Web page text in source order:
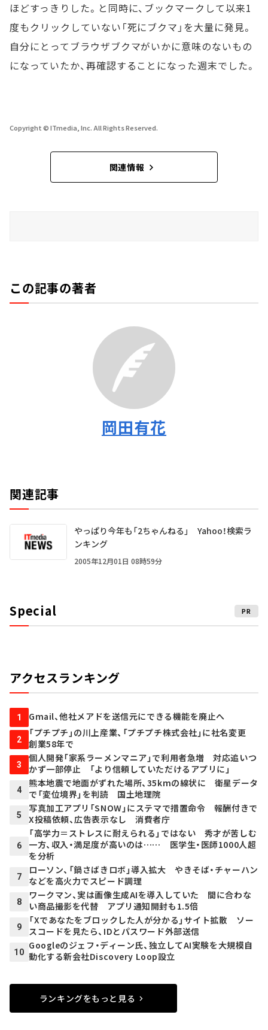
ほどすっきりした。と同時に、ブックマークして以来1
度もクリックしていない「死にブクマ」を大量に発見。
自分にとってブラウザブクマがいかに意味のないもの
になっていたか、再確認することになった週末でした。
Copyright © ITmedia, Inc. All Rights Reserved.
関連情報
この記事の著者
岡田有花
関連記事
やっぱり今年も「2ちゃんねる」 Yahoo！検索ラ
ンキング
2005年12月01日 08時59分
Special PR
アクセスランキング
1 Gmail、他社メアドを送信元にできる機能を廃止へ
2
「プチプチ」の川上産業、「プチプチ株式会社」に社名変更
創業58年で
3
個人開発「家系ラーメンマニア」で利用者急増 対応追いつ
かず一部停止 「より信頼していただけるアプリに」
4
熊本地震で地面がずれた場所、35kmの線状に 衛星データ
で「変位境界」を判読 国土地理院
5
写真加工アプリ「SNOW」にステマで措置命令 報酬付きで
X投稿依頼、広告表示なし 消費者庁
6
「高学力＝ストレスに耐えられる」ではない 秀才が苦しむ
一方、収入・満足度が高いのは…… 医学生・医師1000人超
を分析
7
ローソン、「鍋さばきロボ」導入拡大 やきそば・チャーハン
などを高火力でスピード調理
8
ワークマン、実は画像生成AIを導入していた 間に合わな
い商品撮影を代替 アプリ通知開封も1.5倍
9
「Xであなたをブロックした人が分かる」サイト拡散 ソー
スコードを見たら、IDとパスワード外部送信
10
Googleのジェフ・ディーン氏、独立してAI実験を大規模自
動化する新会社Discovery Loop設立
ランキングをもっと見る